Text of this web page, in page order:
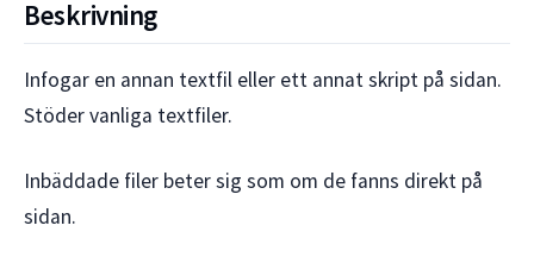
Beskrivning
Infogar en annan textfil eller ett annat skript på sidan.
Stöder vanliga textfiler.
Inbäddade filer beter sig som om de fanns direkt på
sidan.